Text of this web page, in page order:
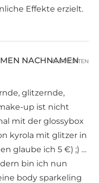
Effekte erzielt.
NACHNAMEN
glitzernde,
up ist nicht
mit der glossybox
kyrola mit glitzer in
glaube ich 5 €) ;) …
bin ich nun
body sparkeling
ANTWORTEN